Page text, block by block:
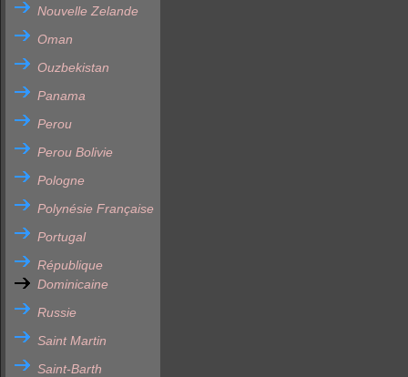
Nouvelle Zelande
Oman
Ouzbekistan
Panama
Perou
Perou Bolivie
Pologne
Polynésie Française
Portugal
République
Dominicaine
Russie
Saint Martin
Saint-Barth